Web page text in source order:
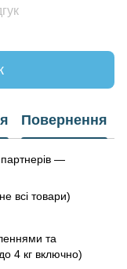
Повернення
партнерів —
всі товари)
та
4 кг включно)